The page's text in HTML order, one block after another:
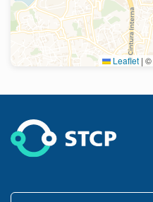
Leaflet | ©